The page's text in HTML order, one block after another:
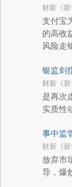
财新《
支付宝
的高收
风险走
银监剑
财新《
是再次
实质性
事中监
财新《
放弃市
导，爆